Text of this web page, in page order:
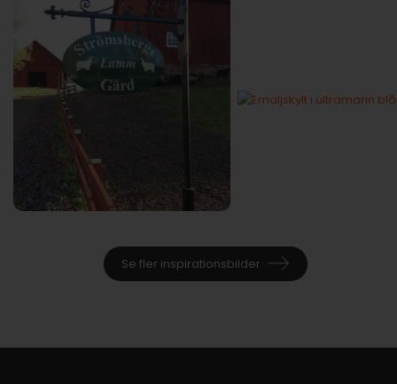
Se fler inspirationsbilder